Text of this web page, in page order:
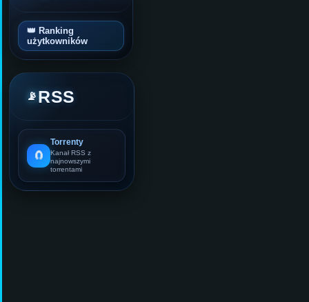
👑 Ranking
użytkowników
📡RSS
🧲
Torrenty
Kanał RSS z
najnowszymi
torrentami